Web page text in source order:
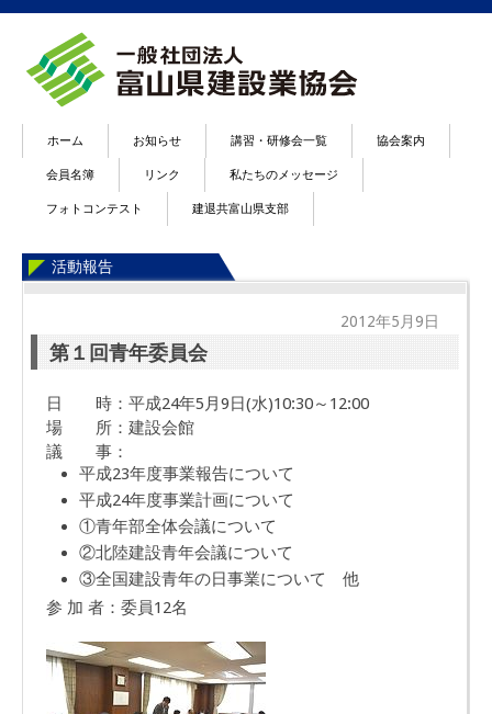
ホーム お知らせ 講習・研修会一覧 協会案内
会員名簿 リンク 私たちのメッセージ
フォトコンテスト 建退共富山県支部
活動報告
2012年5月9日
第１回青年委員会
日 時：平成24年5月9日(水)10:30～12:00
場 所：建設会館
議 事：
平成23年度事業報告について
平成24年度事業計画について
①青年部全体会議について
②北陸建設青年会議について
③全国建設青年の日事業について 他
参 加 者：委員12名